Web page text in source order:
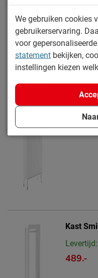
649.-
Kast
489.-
We gebruiken cookies
gebruikerservaring.
voor
statement bekijken,
instellingen kiezen